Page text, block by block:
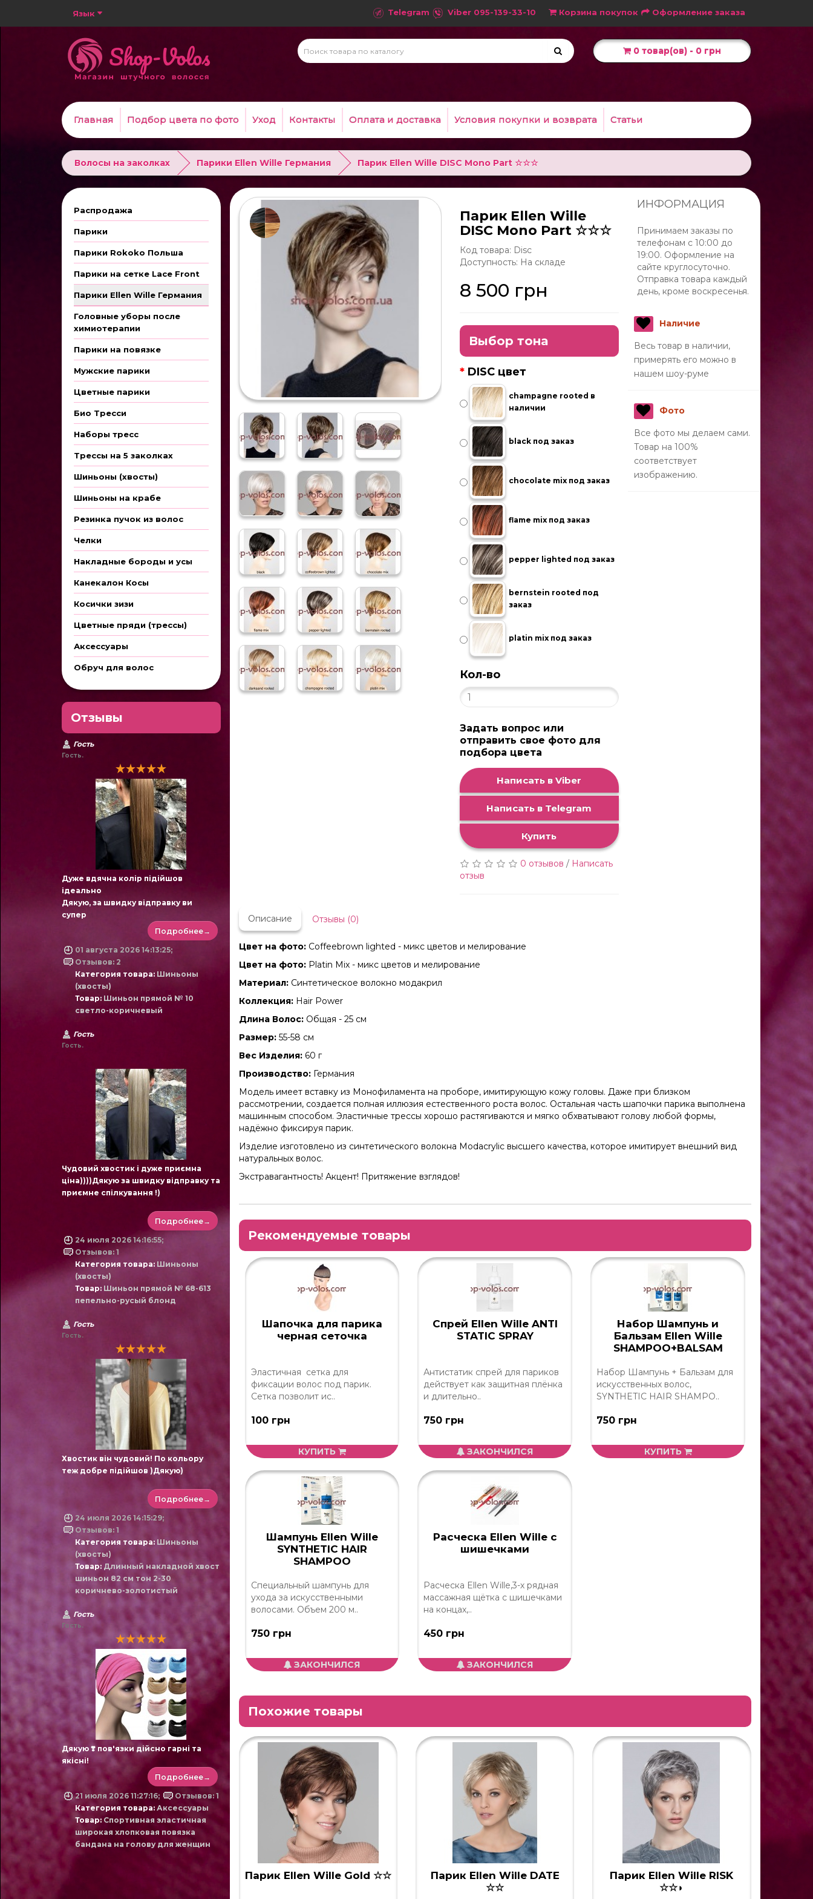
Язык Telegram Viber 095-139-33-10 Корзина покупок Оформление заказа
0 товар(ов) - 0 грн
Главная Подбор цвета по фото Уход Контакты Оплата и доставка Условия покупки и возврата Статьи
Волосы на заколках Парики Ellen Wille Германия Парик Ellen Wille DISC Mono Part ☆☆☆
Распродажа
Парики
Парики Rokoko Польша
Парики на сетке Lace Front
Парики Ellen Wille Германия
Головные уборы после
химиотерапии
Парики на повязке
Мужские парики
Цветные парики
Био Тресси
Наборы тресс
Трессы на 5 заколках
Шиньоны (хвосты)
Шиньоны на крабе
Резинка пучок из волос
Челки
Накладные бороды и усы
Канекалон Косы
Косички зизи
Цветные пряди (трессы)
Аксессуары
Обруч для волос
Отзывы
Гость
Гость.
Дуже вдячна колір підійшов
ідеально
Дякую, за швидку відправку ви
супер
Подробнее→
01 августа 2026 14:13:25;
Отзывов: 2
Категория товара: Шиньоны
(хвосты)
Товар: Шиньон прямой № 10
светло-коричневый
Гость
Гость.
Чудовий хвостик і дуже приємна
ціна))))Дякую за швидку відправку та
приємне спілкування !)
Подробнее→
24 июля 2026 14:16:55;
Отзывов: 1
Категория товара: Шиньоны
(хвосты)
Товар: Шиньон прямой № 68-613
пепельно-русый блонд
Гость
Гость.
Хвостик він чудовий! По кольору
теж добре підійшов )Дякую)
Подробнее→
24 июля 2026 14:15:29;
Отзывов: 1
Категория товара: Шиньоны
(хвосты)
Товар: Длинный накладной хвост
шиньон 82 см тон 2-30
коричнево-золотистый
Гость
Гость.
Дякую ❣️ пов'язки дійсно гарні та
якісні!
Подробнее→
21 июля 2026 11:27:16;
Отзывов: 1
Категория товара: Аксессуары
Товар: Спортивная эластичная
широкая хлопковая повязка
бандана на голову для женщин
Парик Ellen Wille
DISC Mono Part ☆☆☆
Код товара: Disc
Доступность: На складе
8 500 грн
Выбор тона
DISC цвет
champagne rooted в
наличии
black под заказ
chocolate mix под заказ
flame mix под заказ
pepper lighted под заказ
bernstein rooted под
заказ
platin mix под заказ
Кол-во
Задать вопрос или
отправить свое фото для
подбора цвета
Написать в Viber
Написать в Telegram
Купить
0 отзывов / Написать
отзыв
ИНФОРМАЦИЯ
Принимаем заказы по
телефонам с 10:00 до
19:00. Оформление на
сайте круглосуточно.
Отправка товара каждый
день, кроме воскресенья.
Наличие
Весь товар в наличии,
примерять его можно в
нашем шоу-руме
Фото
Все фото мы делаем сами.
Товар на 100%
соответствует
изображению.
Описание Отзывы (0)
Цвет на фото:Coffeebrown lighted - микс цветов и мелирование
Цвет на фото:Platin Mix - микс цветов и мелирование
Материал:Синтетическое волокно модакрил
Коллекция:Hair Power
Длина Волос:Общая - 25 см
Размер:55-58 см
Вec Изделия:60 г
Производство: Германия
Модель имеет вставку из Монофиламента на проборе, имитирующую кожу головы. Даже при близком
рассмотрении, создается полная иллюзия естественного роста волос. Остальная часть шапочки парика выполнена
машинным способом. Эластичные трессы хорошо растягиваются и мягко обхватывают голову любой формы,
надёжно фиксируя парик.
Изделие изготовлено из синтетического волокна Modacrylic высшего качества, которое имитирует внешний вид
натуральных волос.
Экстравагантность! Акцент! Притяжение взглядов!
Рекомендуемые товары
Шапочка для парика
черная сеточка
Эластичная сетка для
фиксации волос под парик.
Сетка позволит ис..
100 грн
КУПИТЬ
Спрей Ellen Wille ANTI
STATIC SPRAY
Антистатик спрей для париков
действует как защитная плёнка
и длительно..
750 грн
ЗАКОНЧИЛСЯ
Набор Шампунь и
Бальзам Ellen Wille
SHAMPOO+BALSAM
Набор Шампунь + Бальзам для
искусственных волос,
SYNTHETIC HAIR SHAMPO..
750 грн
КУПИТЬ
Шампунь Ellen Wille
SYNTHETIC HAIR
SHAMPOO
Специальный шампунь для
ухода за искусственными
волосами. Объем 200 м..
750 грн
ЗАКОНЧИЛСЯ
Расческа Ellen Wille с
шишечками
Расческа Ellen Wille,3-х рядная
массажная щётка с шишечками
на концах,..
450 грн
ЗАКОНЧИЛСЯ
Похожие товары
Парик Ellen Wille Gold ☆☆
Парик Ellen Wille DATE
☆☆
Парик Ellen Wille RISK
☆☆◗